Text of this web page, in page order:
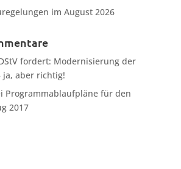
im August 2026
fordert: Modernisierung der
ja, aber richtig!
Programmablaufpläne für den
2017